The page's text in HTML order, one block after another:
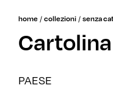
home / collezioni / senza
PAESE